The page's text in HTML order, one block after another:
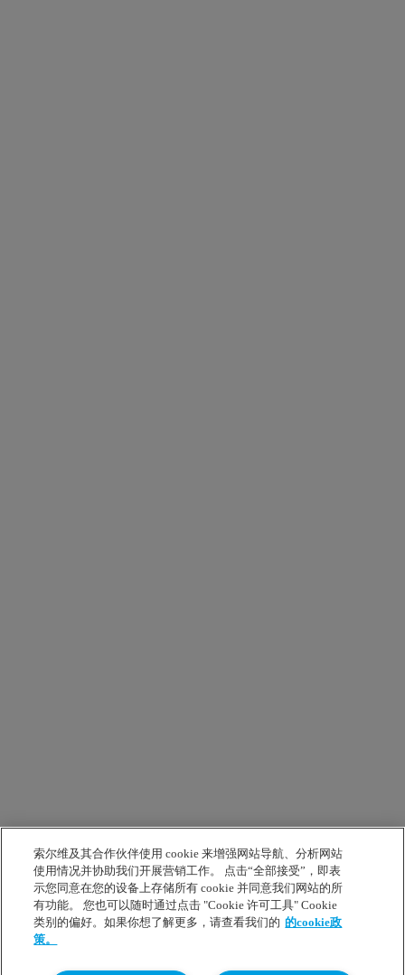
索尔维及其合作伙伴使用 cookie 来增强网站导航、分析网站
使用情况并协助我们开展营销工作。 点击“全部接受”，即表
示您同意在您的设备上存储所有 cookie 并同意我们网站的所
有功能。 您也可以随时通过点击 "Cookie 许可工具" Cookie
类别的偏好。如果你想了解更多，请查看我们的 的cookie政
策。